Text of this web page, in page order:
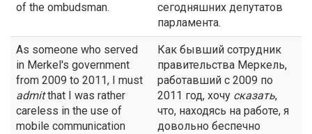
of the ombudsman.
сегодняшних депутатов
парламента.
As someone who served
in Merkel's government
from 2009 to 2011, I must
admitthat I was rather
careless in the use of
mobile communication
Как бывший сотрудник
правительства Меркель,
работавший с 2009 по
2011 год, хочу сказать,
что, находясь на работе, я
довольно беспечно